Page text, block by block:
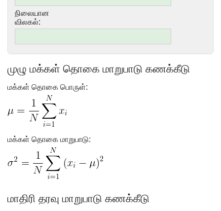
நிலையான
விலகல்:
முழு மக்கள் தொகை மாறுபாடு கணக்கீடு
மக்கள் தொகை பொருள்:
மக்கள் தொகை மாறுபாடு:
மாதிரி தரவு மாறுபாடு கணக்கீடு